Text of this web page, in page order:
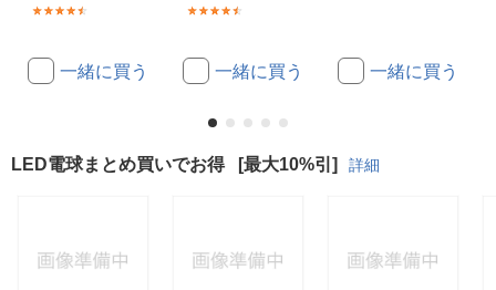
一緒に買う 一緒に買う 一緒に買う
LED電球まとめ買いでお得 [最大10%引] 詳細